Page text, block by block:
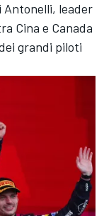
leader
Cina e Canada
grandi piloti